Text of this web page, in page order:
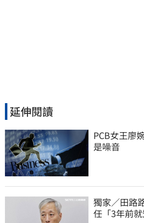
延伸閱讀
PCB女王廖
是噪音
獨家／田路
任「3年前